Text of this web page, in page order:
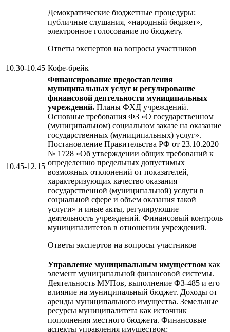
Демократические бюджетные процедуры:
публичные слушания, «народный бюджет»,
электронное голосование по бюджету.
Ответы экспертов на вопросы участников
10.30-10.45 Кофе-брейк
10.45-12.15
Финансирование предоставления
муниципальных услуг и регулирование
финансовой деятельности муниципальных
учреждений. Планы ФХД учреждений.
Основные требования ФЗ «О государственном
(муниципальном) социальном заказе на оказание
государственных (муниципальных) услуг».
Постановление Правительства РФ от 23.10.2020
№ 1728 «Об утверждении общих требований к
определению предельных допустимых
возможных отклонений от показателей,
характеризующих качество оказания
государственной (муниципальной) услуги в
социальной сфере и объем оказания такой
услуги» и иные акты, регулирующие
деятельность учреждений. Финансовый контроль
муниципалитетов в отношении учреждений.
Ответы экспертов на вопросы участников
Управление муниципальным имуществом как
элемент муниципальной финансовой системы.
Деятельность МУПов, выполнение ФЗ-485 и его
влияние на муниципальный бюджет. Доходы от
аренды муниципального имущества. Земельные
ресурсы муниципалитета как источник
пополнения местного бюджета. Финансовые
аспекты управления имуществом: